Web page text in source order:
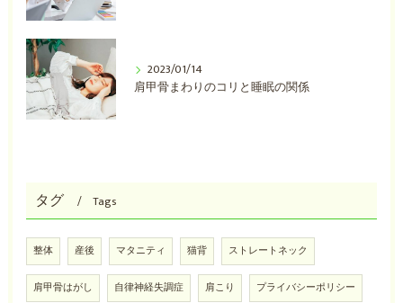
2023/01/14
肩甲骨まわりのコリと睡眠の関係
タグ Tags
整体 産後 マタニティ 猫背 ストレートネック
肩甲骨はがし 自律神経失調症 肩こり プライバシーポリシー